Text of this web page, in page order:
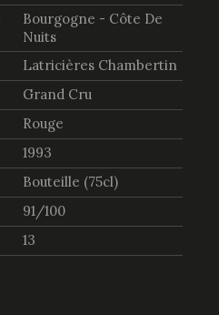
Bourgogne - Côte De
Nuits
Latricières Chambertin
Grand Cru
Rouge
1993
Bouteille (75cl)
91/100
13